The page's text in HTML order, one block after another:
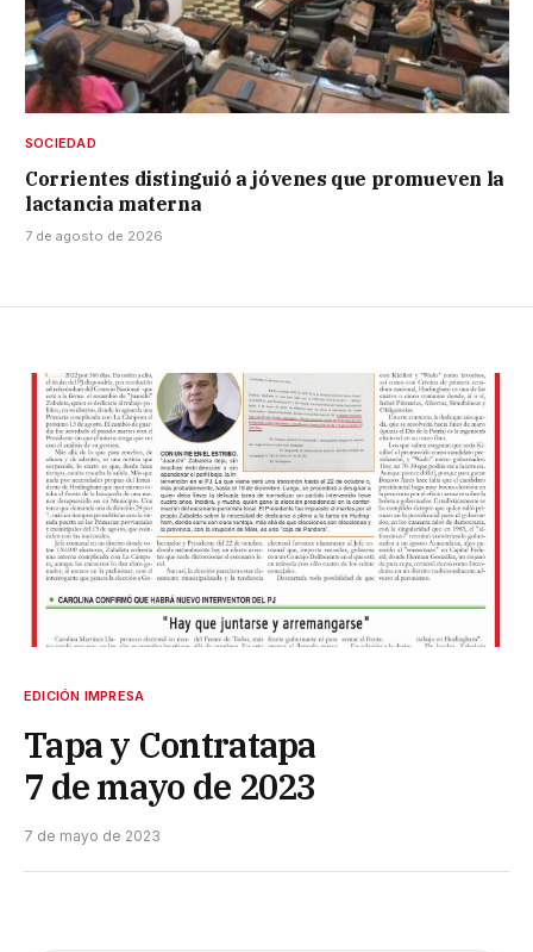
SOCIEDAD
Corrientes distinguió a jóvenes que promueven la
lactancia materna
7 de agosto de 2026
EDICIÓN IMPRESA
Tapa y Contratapa
7 de mayo de 2023
7 de mayo de 2023